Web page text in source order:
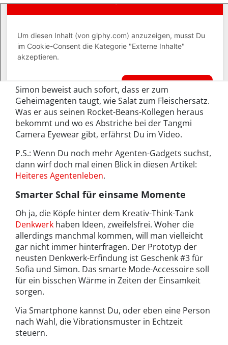
Simon beweist auch sofort, dass er zum
Geheimagenten taugt, wie Salat zum Fleischersatz.
Was er aus seinen Rocket-Beans-Kollegen heraus
bekommt und wo es Abstriche bei der Tangmi
Camera Eyewear gibt, erfährst Du im Video.
P.S.: Wenn Du noch mehr Agenten-Gadgets suchst,
dann wirf doch mal einen Blick in diesen Artikel:
Heiteres Agentenleben.
Smarter Schal für einsame Momente
Oh ja, die Köpfe hinter dem Kreativ-Think-Tank
Denkwerk haben Ideen, zweifelsfrei. Woher die
allerdings manchmal kommen, will man vielleicht
gar nicht immer hinterfragen. Der Prototyp der
neusten Denkwerk-Erfindung ist Geschenk #3 für
Sofia und Simon. Das smarte Mode-Accessoire soll
für ein bisschen Wärme in Zeiten der Einsamkeit
sorgen.
Via Smartphone kannst Du, oder eben eine Person
nach Wahl, die Vibrationsmuster in Echtzeit
steuern.